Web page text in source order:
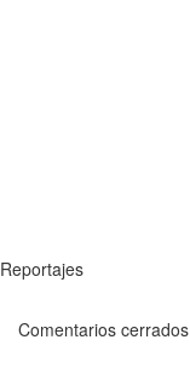
Reportajes
Comentarios cerrados